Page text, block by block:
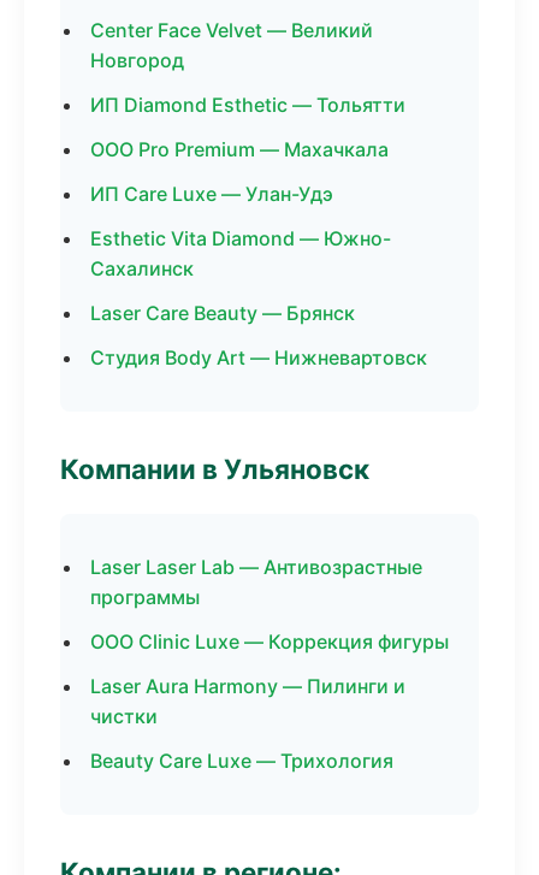
Center Face Velvet — Великий
Новгород
ИП Diamond Esthetic — Тольятти
ООО Pro Premium — Махачкала
ИП Care Luxe — Улан-Удэ
Esthetic Vita Diamond — Южно-
Сахалинск
Laser Care Beauty — Брянск
Студия Body Art — Нижневартовск
Компании в Ульяновск
Laser Laser Lab — Антивозрастные
программы
ООО Clinic Luxe — Коррекция фигуры
Laser Aura Harmony — Пилинги и
чистки
Beauty Care Luxe — Трихология